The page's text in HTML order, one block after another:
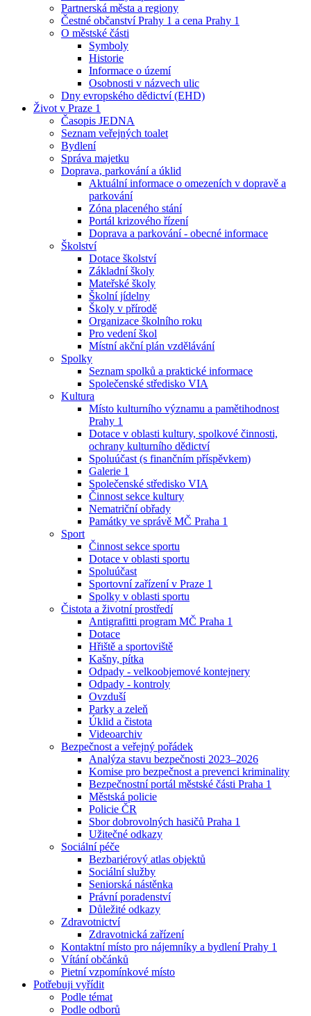
Partnerská města a regiony
Čestné občanství Prahy 1 a cena Prahy 1
O městské části
Symboly
Historie
Informace o území
Osobnosti v názvech ulic
Dny evropského dědictví (EHD)
Život v Praze 1
Časopis JEDNA
Seznam veřejných toalet
Bydlení
Správa majetku
Doprava, parkování a úklid
Aktuální informace o omezeních v dopravě a
parkování
Zóna placeného stání
Portál krizového řízení
Doprava a parkování - obecné informace
Školství
Dotace školství
Základní školy
Mateřské školy
Školní jídelny
Školy v přírodě
Organizace školního roku
Pro vedení škol
Místní akční plán vzdělávání
Spolky
Seznam spolků a praktické informace
Společenské středisko VIA
Kultura
Místo kulturního významu a pamětihodnost
Prahy 1
Dotace v oblasti kultury, spolkové činnosti,
ochrany kulturního dědictví
Spoluúčast (s finančním příspěvkem)
Galerie 1
Společenské středisko VIA
Činnost sekce kultury
Nematriční obřady
Památky ve správě MČ Praha 1
Sport
Činnost sekce sportu
Dotace v oblasti sportu
Spoluúčast
Sportovní zařízení v Praze 1
Spolky v oblasti sportu
Čistota a životní prostředí
Antigrafitti program MČ Praha 1
Dotace
Hřiště a sportoviště
Kašny, pítka
Odpady - velkoobjemové kontejnery
Odpady - kontroly
Ovzduší
Parky a zeleň
Úklid a čistota
Videoarchiv
Bezpečnost a veřejný pořádek
Analýza stavu bezpečnosti 2023–2026
Komise pro bezpečnost a prevenci kriminality
Bezpečnostní portál městské části Praha 1
Městská policie
Policie ČR
Sbor dobrovolných hasičů Praha 1
Užitečné odkazy
Sociální péče
Bezbariérový atlas objektů
Sociální služby
Seniorská nástěnka
Právní poradenství
Důležité odkazy
Zdravotnictví
Zdravotnická zařízení
Kontaktní místo pro nájemníky a bydlení Prahy 1
Vítání občánků
Pietní vzpomínkové místo
Potřebuji vyřídit
Podle témat
Podle odborů